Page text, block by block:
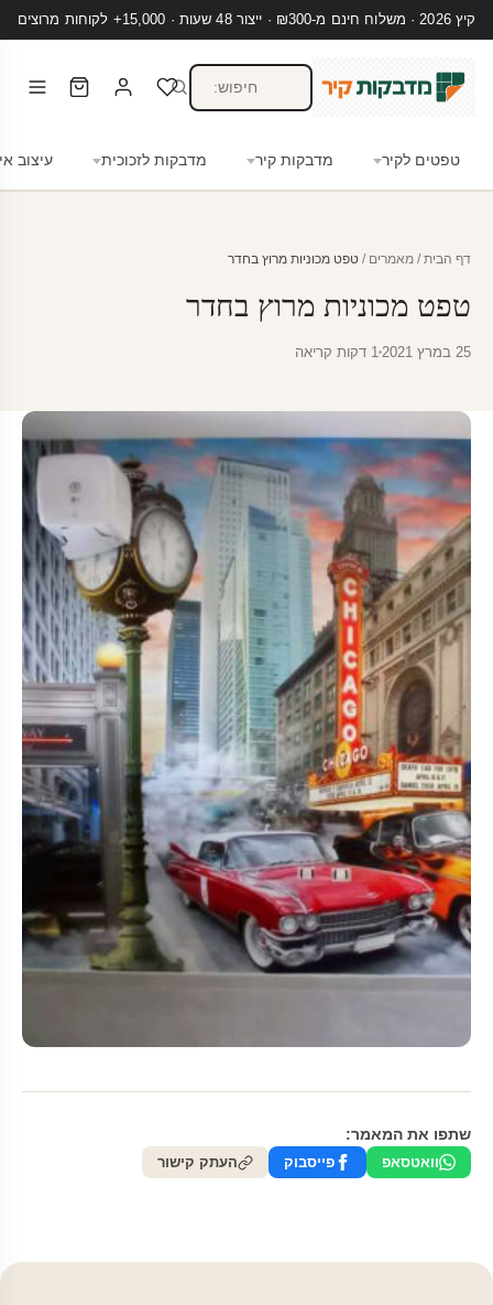
קיץ 2026 · משלוח חינם מ-₪300 · ייצור 48 שעות · 15,000+ לקוחות מרוצים
טפטים לקיר מדבקות קיר מדבקות לזכוכית עיצוב
דף הבית / מאמרים / טפט מכוניות מרוץ בחדר
טפט מכוניות מרוץ בחדר
25 במרץ 2021 1 דקות קריאה
שתפו את המאמר:
וואטסאפ פייסבוק העתק קישור